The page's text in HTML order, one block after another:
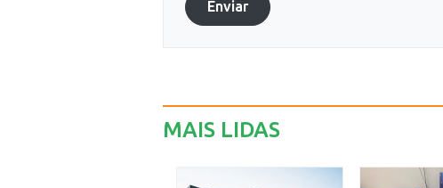
Enviar
MAIS LIDAS